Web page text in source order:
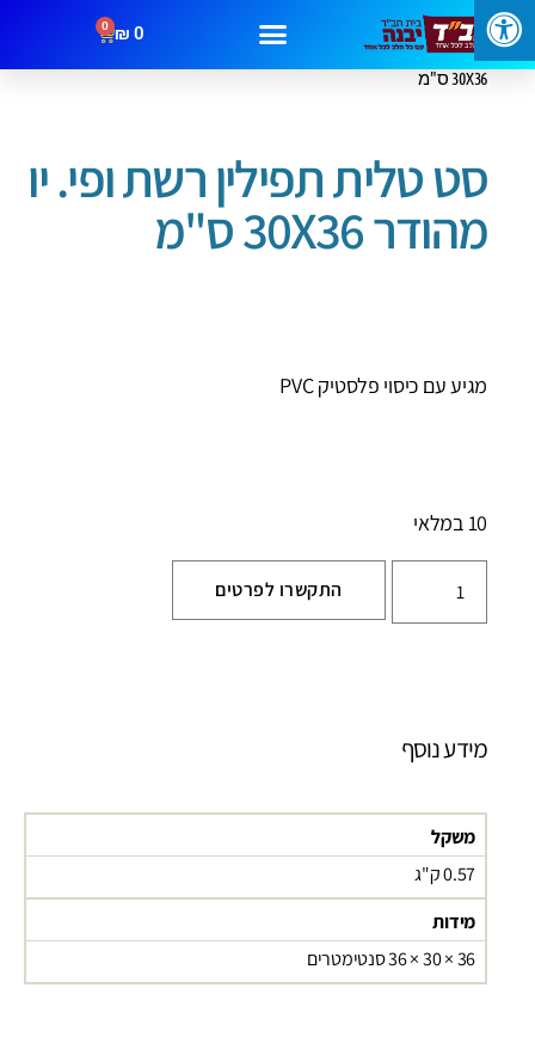
0
₪
0
עמוד הבית/תיקים לטלית ותפילין/ סט טלית תפילין רשת ופי. יו מהודר
30X36 ס"מ
סט טלית תפילין רשת ופי. יו
מהודר 30X36 ס"מ
מגיע עם כיסוי פלסטיק PVC
10 במלאי
התקשרו לפרטים
מידע נוסף
משקל
0.57 ק"ג
מידות
36 × 30 × 36 סנטימטרים